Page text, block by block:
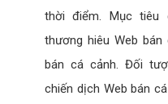
thời điểm. Mục tiêu
thương hiêu Web
bán cá cảnh. Đối
chiến dịch Web bán